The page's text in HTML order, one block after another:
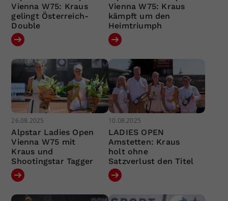
Vienna W75: Kraus
gelingt Österreich-
Double
Vienna W75: Kraus
kämpft um den
Heimtriumph
26.08.2025
Alpstar Ladies Open
Vienna W75 mit
Kraus und
Shootingstar Tagger
10.08.2025
LADIES OPEN
Amstetten: Kraus
holt ohne
Satzverlust den Titel